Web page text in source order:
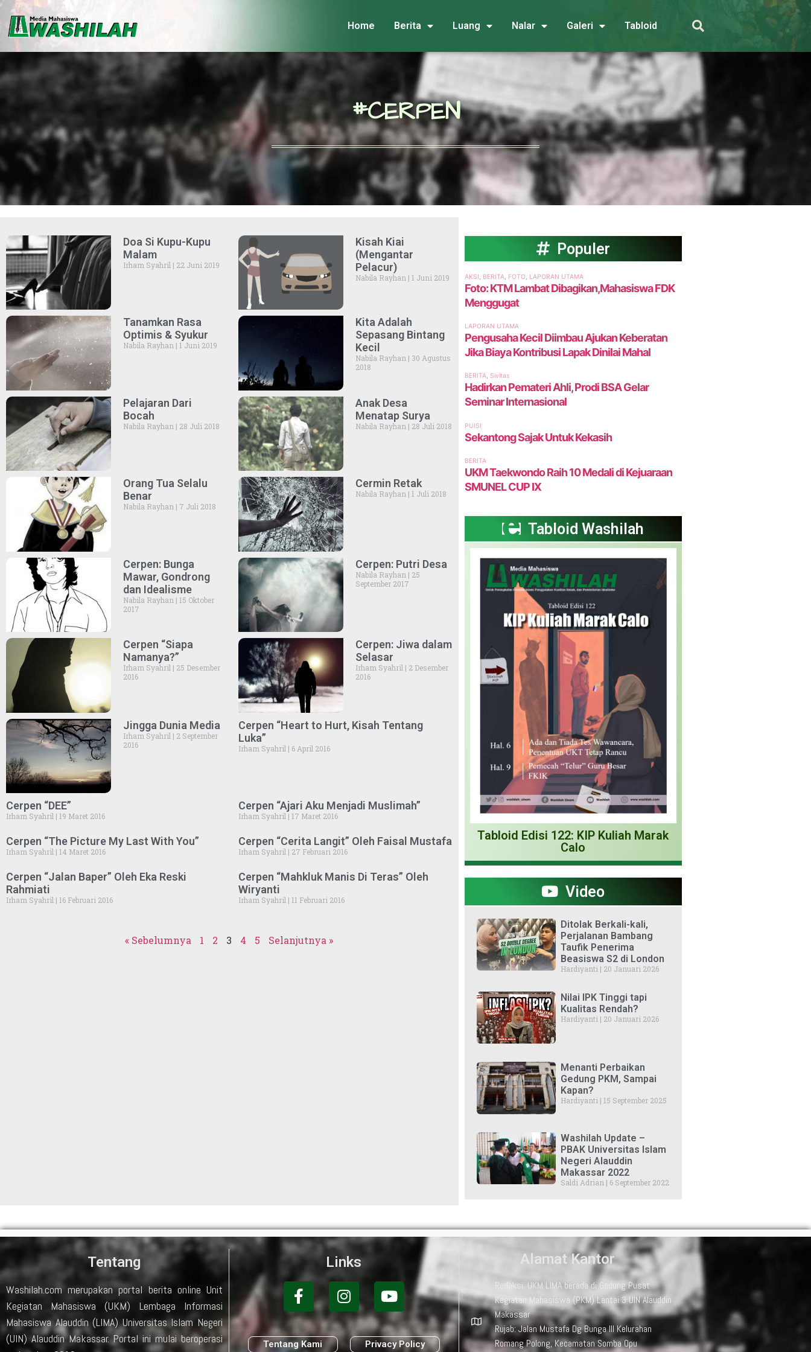
Home Berita Luang Nalar Galeri Tabloid
#CERPEN
Doa Si Kupu-Kupu
Malam
Irham Syahril 22 Juni 2019
Kisah Kiai
(Mengantar
Pelacur)
Nabila Rayhan 1 Juni 2019
Tanamkan Rasa
Optimis & Syukur
Nabila Rayhan 1 Juni 2019
Kita Adalah
Sepasang Bintang
Kecil
Nabila Rayhan
30 Agustus
2018
Pelajaran Dari
Bocah
Nabila Rayhan 28 Juli 2018
Anak Desa
Menatap Surya
Nabila Rayhan 28 Juli 2018
Orang Tua Selalu
Benar
Nabila Rayhan 7 Juli 2018
Cermin Retak
Nabila Rayhan 1 Juli 2018
Cerpen: Bunga
Mawar, Gondrong
dan Idealisme
Nabila Rayhan
15 Oktober
2017
Cerpen: Putri Desa
Nabila Rayhan
25
September 2017
Cerpen “Siapa
Namanya?”
Irham Syahril
25 Desember
2016
Cerpen: Jiwa dalam
Selasar
Irham Syahril
2 Desember
2016
Jingga Dunia Media
Irham Syahril
2 September
2016
Cerpen “Heart to Hurt, Kisah Tentang
Luka”
Irham Syahril 6 April 2016
Cerpen “DEE”
Irham Syahril 19 Maret 2016
Cerpen “Ajari Aku Menjadi Muslimah”
Irham Syahril 17 Maret 2016
Cerpen “The Picture My Last With You”
Irham Syahril 14 Maret 2016
Cerpen “Cerita Langit” Oleh Faisal Mustafa
Irham Syahril 27 Februari 2016
Cerpen “Jalan Baper” Oleh Eka Reski
Rahmiati
Irham Syahril 16 Februari 2016
Cerpen “Mahkluk Manis Di Teras” Oleh
Wiryanti
Irham Syahril 11 Februari 2016
« Sebelumnya 1 2 3 4 5 Selanjutnya »
Populer
Tabloid Washilah
Tabloid Edisi 122: KIP Kuliah Marak
Calo
Video
Ditolak Berkali-kali,
Perjalanan Bambang
Taufik Penerima
Beasiswa S2 di London
Hardiyanti 20 Januari 2026
Nilai IPK Tinggi tapi
Kualitas Rendah?
Hardiyanti 20 Januari 2026
Menanti Perbaikan
Gedung PKM, Sampai
Kapan?
Hardiyanti 15 September 2025
Washilah Update –
PBAK Universitas Islam
Negeri Alauddin
Makassar 2022
Saldi Adrian 6 September 2022
Tentang
Washilah.com merupakan portal berita online Unit
Kegiatan Mahasiswa (UKM) Lembaga Informasi
Mahasiswa Alauddin (LIMA) Universitas Islam Negeri
(UIN) Alauddin Makassar. Portal ini mulai beroperasi
Links
Tentang Kami Privacy Policy
Alamat Kantor
Redaksi: UKM LIMA berada di Gedung Pusat
Kegiatan Mahasiswa (PKM) Lantai 3 UIN Alauddin
Makassar
Rujab: Jalan Mustafa Dg Bunga III Kelurahan
Romang Polong, Kecamatan Somba Opu